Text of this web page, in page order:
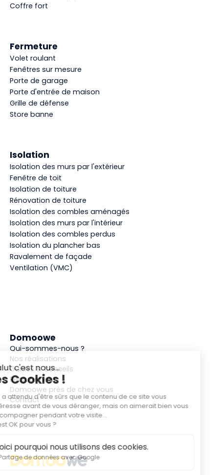
Domoowe
Qui-sommes-nous ?
Nos réalisations
Guides & Conseils
Recrutement
Domoowe près de chez vous
Contact
Coffre fort
Fermeture
Volet roulant
Fenêtres sur mesure
Porte de garage
Porte d'entrée de maison
Grille de défense
Store banne
Isolation
Isolation des murs par l'extérieur
Fenêtre de toit
Isolation de toiture
Rénovation de toiture
Isolation des combles aménagés
Isolation des murs par l'intérieur
Isolation des combles perdus
Isolation du plancher bas
Ravalement de façade
Ventilation (VMC)